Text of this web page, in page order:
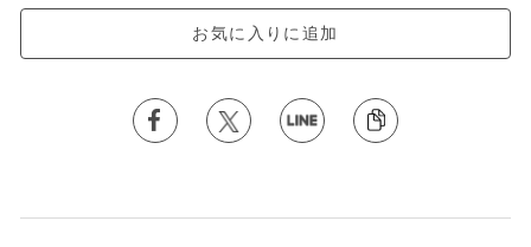
お気に入りに追加